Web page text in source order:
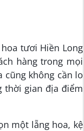
tươi Hiền Long
hàng trong mọi
cũng không cần lo
thời gian địa điểm
một lẵng hoa, kệ